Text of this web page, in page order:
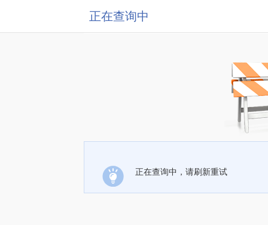
正在查询中
正在查询中，请刷新重试